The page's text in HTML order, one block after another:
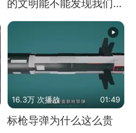
的文明能不能发现我们存
在过？
16.3万 次播放 01:49
标枪导弹为什么这么贵